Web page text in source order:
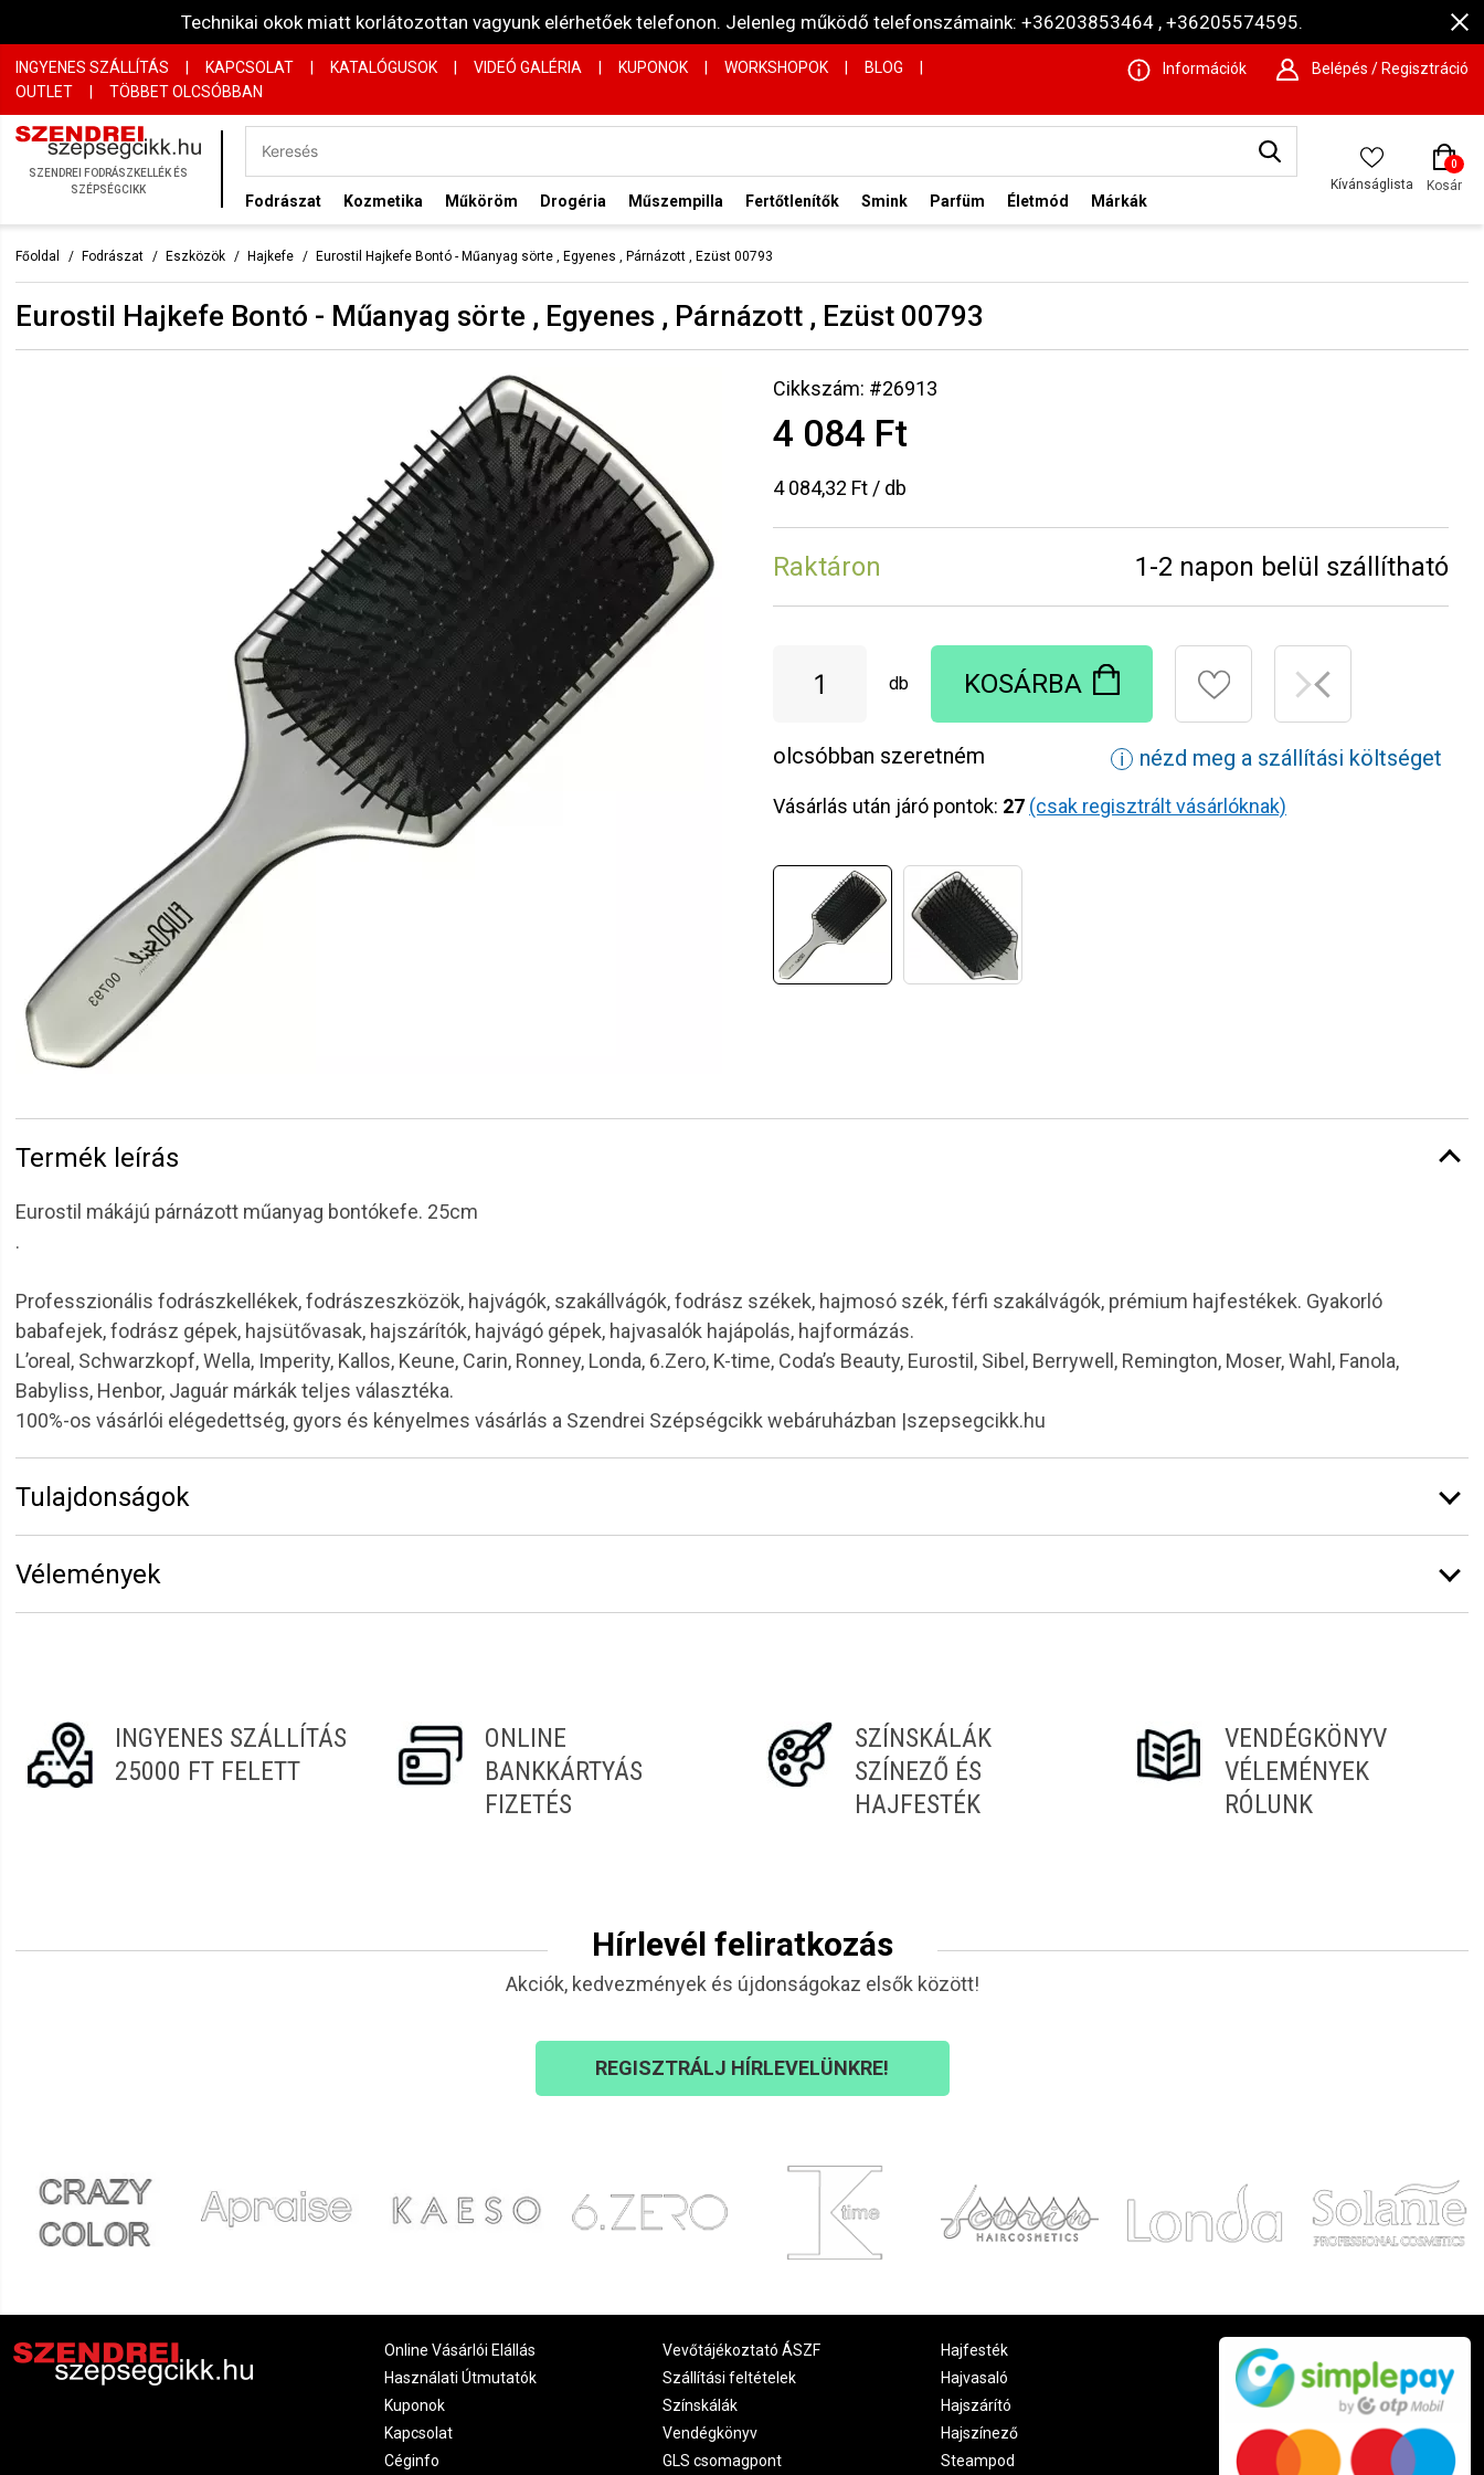
Technikai okok miatt korlátozottan vagyunk elérhetőek telefonon. Jelenleg működő telefonszámaink: +36203853464 , +36205574595.
INGYENES SZÁLLÍTÁS KAPCSOLAT KATALÓGUSOK VIDEÓ GALÉRIA KUPONOK WORKSHOPOK BLOG
OUTLET
| TÖBBET OLCSÓBBAN
Információk Belépés / Regisztráció
SZENDREI FODRÁSZKELLÉK ÉS
SZÉPSÉGCIKK
Fodrászat Kozmetika Műköröm Drogéria Műszempilla Fertőtlenítők Smink Parfüm Életmód Márkák
Kívánságlista
0
Kosár
Főoldal Fodrászat Eszközök Hajkefe Eurostil Hajkefe Bontó - Műanyag sörte , Egyenes , Párnázott , Ezüst 00793
Eurostil Hajkefe Bontó - Műanyag sörte , Egyenes , Párnázott , Ezüst 00793
Cikkszám: #26913
4 084 Ft
4 084,32 Ft / db
Raktáron 1-2 napon belül szállítható
db KOSÁRBA
olcsóbban szeretném ℹ nézd meg a szállítási költséget
Vásárlás után járó pontok: 27 (csak regisztrált vásárlóknak)
Termék leírás
Eurostil mákájú párnázott műanyag bontókefe. 25cm
.
Professzionális fodrászkellékek, fodrászeszközök, hajvágók, szakállvágók, fodrász székek, hajmosó szék, férfi szakálvágók, prémium hajfestékek. Gyakorló
babafejek, fodrász gépek, hajsütővasak, hajszárítók, hajvágó gépek, hajvasalók hajápolás, hajformázás.
L’oreal, Schwarzkopf, Wella, Imperity, Kallos, Keune, Carin, Ronney, Londa, 6.Zero, K-time, Coda’s Beauty, Eurostil, Sibel, Berrywell, Remington, Moser, Wahl, Fanola,
Babyliss, Henbor, Jaguár márkák teljes választéka.
100%-os vásárlói elégedettség, gyors és kényelmes vásárlás a Szendrei Szépségcikk webáruházban |szepsegcikk.hu
Tulajdonságok
Vélemények
INGYENES SZÁLLÍTÁS
25000 FT FELETT
ONLINE
BANKKÁRTYÁS
FIZETÉS
SZÍNSKÁLÁK
SZÍNEZŐ ÉS
HAJFESTÉK
VENDÉGKÖNYV
VÉLEMÉNYEK
RÓLUNK
Hírlevél feliratkozás
Akciók, kedvezmények és újdonságokaz elsők között!
REGISZTRÁLJ HÍRLEVELÜNKRE!
Online Vásárlói Elállás
Használati Útmutatók
Kuponok
Kapcsolat
Céginfo
Vevőtájékoztató ÁSZF
Szállítási feltételek
Színskálák
Vendégkönyv
GLS csomagpont
Hajfesték
Hajvasaló
Hajszárító
Hajszínező
Steampod